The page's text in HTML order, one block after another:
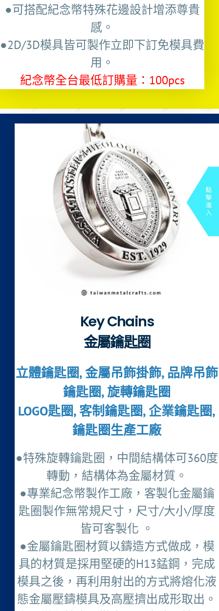
●可搭配紀念幣特殊花邊設計增添尊貴
感。
●2D/3D模具皆可製作立即下訂免模具費
用。
紀念幣全台最低訂購量：100pcs
Key Chains
金屬鑰匙圈
立體鑰匙圈, 金屬吊飾掛飾, 品牌吊飾
鑰匙圈, 旋轉鑰匙圈
LOGO匙圈, 客制鑰匙圈, 企業鑰匙圈,
鑰匙圈生產工廠
●特殊旋轉鑰匙圈，中間結構体可360度
轉動，結構体為金屬材質。
●專業紀念幣製作工廠，客製化金屬鑰
匙圈製作無常規尺寸，尺寸/大小/厚度
皆可客製化 。
●金屬鑰匙圈材質以鑄造方式做成，模
具的材質是採用堅硬的H13錳鋼，完成
模具之後，再利用射出的方式將熔化液
態金屬壓鑄模具及高壓擠出成形取出。